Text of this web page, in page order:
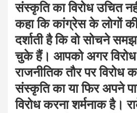
संस्कृति का विरोध उचित
कहा कि कांग्रेस के लोगों
दर्शाती है कि वो सोचने
चुके हैं। आपको अगर विरोध
राजनीतिक तौर पर विरोध
संस्कृति का या फिर अपने
विरोध करना शर्मनाक है।